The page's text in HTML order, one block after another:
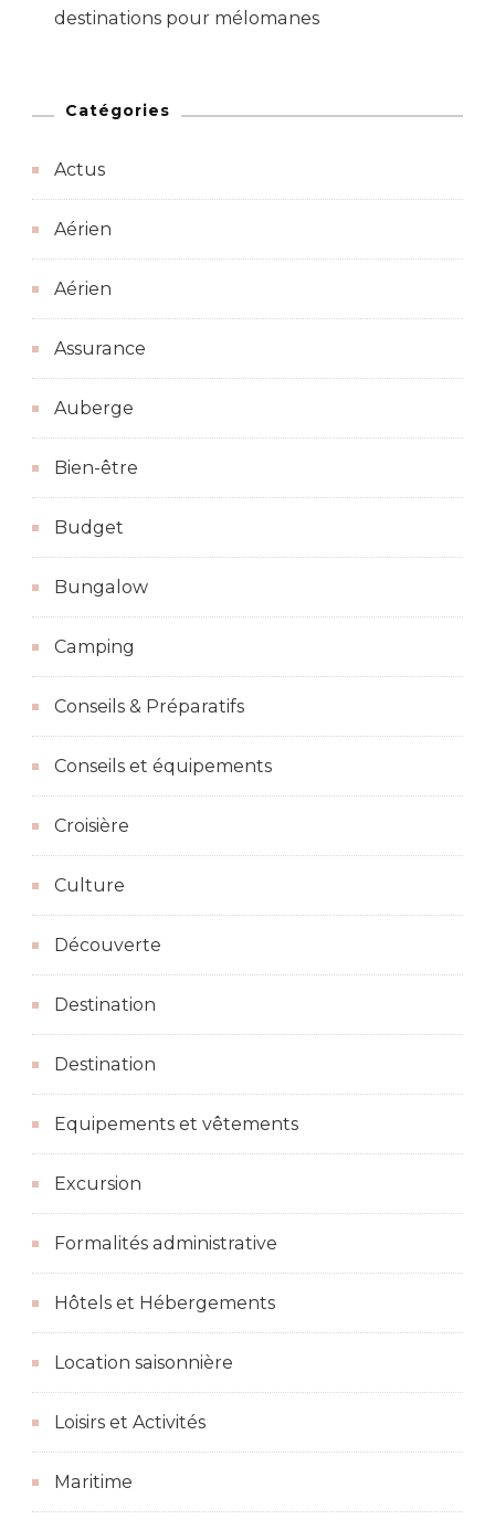
destinations pour mélomanes
Catégories
Actus
Aérien
Aérien
Assurance
Auberge
Bien-être
Budget
Bungalow
Camping
Conseils & Préparatifs
Conseils et équipements
Croisière
Culture
Découverte
Destination
Destination
Equipements et vêtements
Excursion
Formalités administrative
Hôtels et Hébergements
Location saisonnière
Loisirs et Activités
Maritime